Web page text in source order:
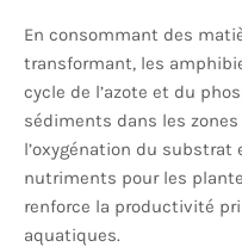
En consommant des
transformant, les
cycle de l’azote et du
sédiments dans les
l’oxygénation du
nutriments pour les
renforce la productivité
aquatiques.